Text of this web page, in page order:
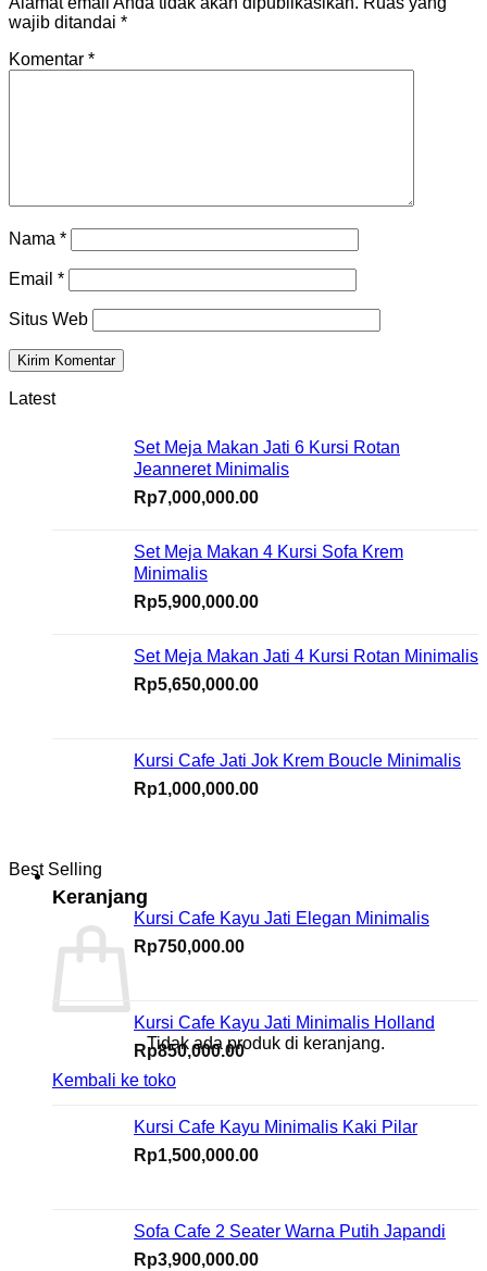
Keranjang
Tidak ada produk di keranjang.
Kembali ke toko
wajib ditandai *
Komentar *
Nama *
Email *
Situs Web
Latest
Set Meja Makan Jati 6 Kursi Rotan
Jeanneret Minimalis
Rp7,000,000.00
Set Meja Makan 4 Kursi Sofa Krem
Minimalis
Rp5,900,000.00
Set Meja Makan Jati 4 Kursi Rotan Minimalis
Rp5,650,000.00
Kursi Cafe Jati Jok Krem Boucle Minimalis
Rp1,000,000.00
Best Selling
Kursi Cafe Kayu Jati Elegan Minimalis
Rp750,000.00
Kursi Cafe Kayu Jati Minimalis Holland
Rp850,000.00
Kursi Cafe Kayu Minimalis Kaki Pilar
Rp1,500,000.00
Sofa Cafe 2 Seater Warna Putih Japandi
Rp3,900,000.00